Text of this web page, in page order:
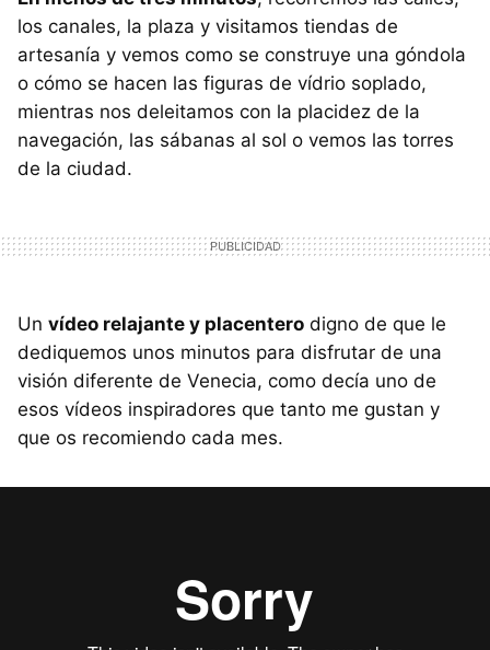
los canales, la plaza y visitamos tiendas de
artesanía y vemos como se construye una góndola
o cómo se hacen las figuras de vídrio soplado,
mientras nos deleitamos con la placidez de la
navegación, las sábanas al sol o vemos las torres
de la ciudad.
Un vídeo relajante y placentero digno de que le
dediquemos unos minutos para disfrutar de una
visión diferente de Venecia, como decía uno de
esos vídeos inspiradores que tanto me gustan y
que os recomiendo cada mes.